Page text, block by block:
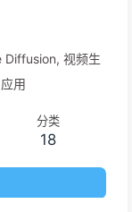
Diffusion, 视频生
用
分类
18